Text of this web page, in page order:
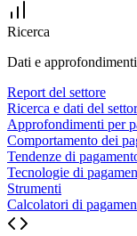
Ricerca
Dati e
Report del settore
Ricerca e dati del
Approfondimenti per
Comportamento dei
Tendenze di
Tecnologie di
Strumenti
Calcolatori di